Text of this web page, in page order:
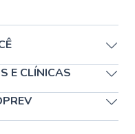
E CLÍNICAS